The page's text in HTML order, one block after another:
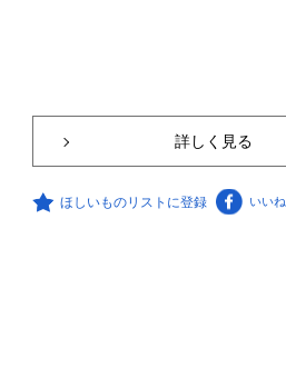
詳しく見る
ほしいものリストに登録 いいね